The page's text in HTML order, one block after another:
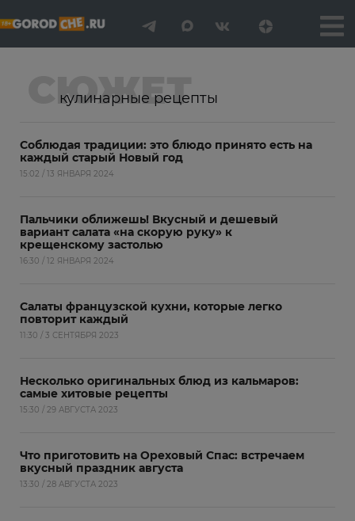
СЮЖЕТ
кулинарные рецепты
Соблюдая традиции: это блюдо принято есть на
каждый старый Новый год
15:02 / 13 ЯНВАРЯ 2024
Пальчики оближешь! Вкусный и дешевый
вариант салата «на скорую руку» к
крещенскому застолью
16:30 / 12 ЯНВАРЯ 2024
Салаты французской кухни, которые легко
повторит каждый
11:30 / 3 СЕНТЯБРЯ 2023
Несколько оригинальных блюд из кальмаров:
самые хитовые рецепты
15:30 / 29 АВГУСТА 2023
Что приготовить на Ореховый Спас: встречаем
вкусный праздник августа
13:30 / 28 АВГУСТА 2023